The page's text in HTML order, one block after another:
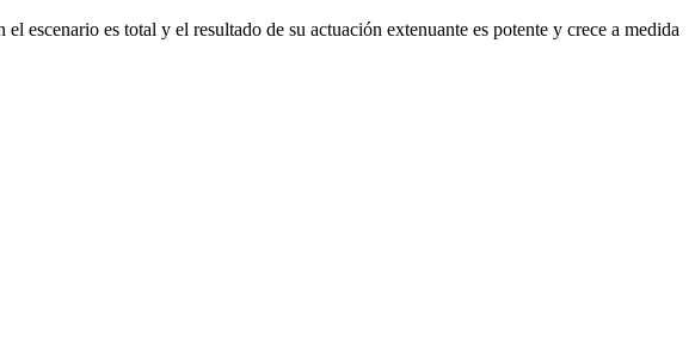
es total y el resultado de su actuación extenuante es potente y crece a medida